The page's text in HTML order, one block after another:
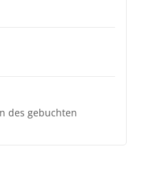
des gebuchten